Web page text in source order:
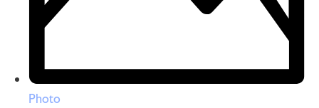
Photo